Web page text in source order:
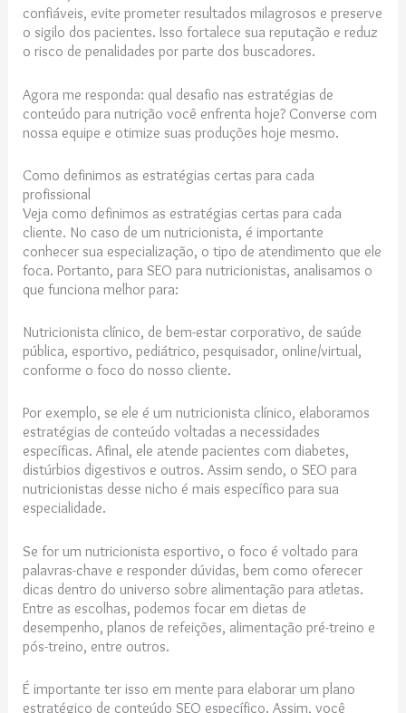
confiáveis, evite prometer resultados milagrosos e preserve
o sigilo dos pacientes. Isso fortalece sua reputação e reduz
o risco de penalidades por parte dos buscadores.
Agora me responda: qual desafio nas estratégias de
conteúdo para nutrição você enfrenta hoje? Converse com
nossa equipe e otimize suas produções hoje mesmo.
Como definimos as estratégias certas para cada
profissional
Veja como definimos as estratégias certas para cada
cliente. No caso de um nutricionista, é importante
conhecer sua especialização, o tipo de atendimento que ele
foca. Portanto, para SEO para nutricionistas, analisamos o
que funciona melhor para:
Nutricionista clínico, de bem-estar corporativo, de saúde
pública, esportivo, pediátrico, pesquisador, online/virtual,
conforme o foco do nosso cliente.
Por exemplo, se ele é um nutricionista clínico, elaboramos
estratégias de conteúdo voltadas a necessidades
específicas. Afinal, ele atende pacientes com diabetes,
distúrbios digestivos e outros. Assim sendo, o SEO para
nutricionistas desse nicho é mais específico para sua
especialidade.
Se for um nutricionista esportivo, o foco é voltado para
palavras-chave e responder dúvidas, bem como oferecer
dicas dentro do universo sobre alimentação para atletas.
Entre as escolhas, podemos focar em dietas de
desempenho, planos de refeições, alimentação pré-treino e
pós-treino, entre outros.
É importante ter isso em mente para elaborar um plano
estratégico de conteúdo SEO específico. Assim, você